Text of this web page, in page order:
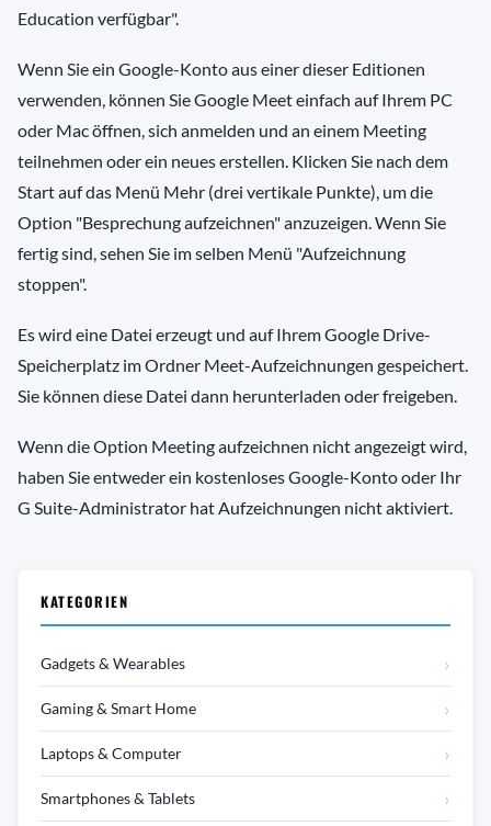
Education verfügbar".
Wenn Sie ein Google-Konto aus einer dieser Editionen
verwenden, können Sie Google Meet einfach auf Ihrem PC
oder Mac öffnen, sich anmelden und an einem Meeting
teilnehmen oder ein neues erstellen. Klicken Sie nach dem
Start auf das Menü Mehr (drei vertikale Punkte), um die
Option "Besprechung aufzeichnen" anzuzeigen. Wenn Sie
fertig sind, sehen Sie im selben Menü "Aufzeichnung
stoppen".
Es wird eine Datei erzeugt und auf Ihrem Google Drive-
Speicherplatz im Ordner Meet-Aufzeichnungen gespeichert.
Sie können diese Datei dann herunterladen oder freigeben.
Wenn die Option Meeting aufzeichnen nicht angezeigt wird,
haben Sie entweder ein kostenloses Google-Konto oder Ihr
G Suite-Administrator hat Aufzeichnungen nicht aktiviert.
KATEGORIEN
Gadgets & Wearables ›
Gaming & Smart Home ›
Laptops & Computer ›
Smartphones & Tablets ›